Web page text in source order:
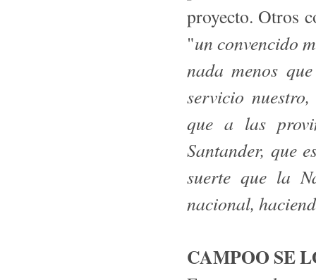
proyecto. Otros
"un convencido
nada menos
servicio
que a las
Santander, que
suerte que la
nacional,
CAMPOO SE